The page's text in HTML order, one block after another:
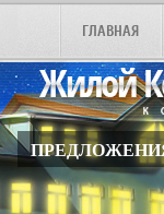
ГЛАВНАЯ